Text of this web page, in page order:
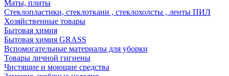
Маты, плиты
Стеклопластики, стеклоткани , стеклохолсты , ленты ПИЛ
Хозяйственные товары
Бытовая химия
Бытовая химия GRASS
Вспомогательные материалы для уборки
Товары личной гигиены
Чистящие и моющие средства